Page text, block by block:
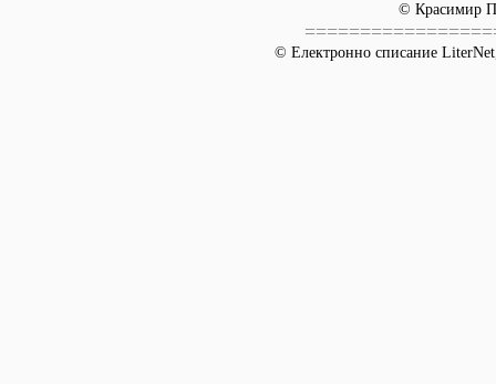
© Красимир
© Електронно списание